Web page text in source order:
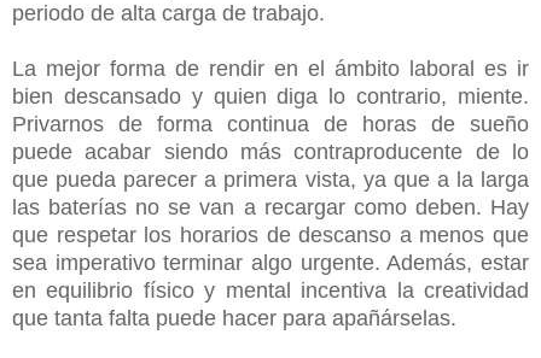
periodo de alta carga de trabajo.
La mejor forma de rendir en el ámbito laboral es ir
bien descansado y quien diga lo contrario, miente.
Privarnos de forma continua de horas de sueño
puede acabar siendo más contraproducente de lo
que pueda parecer a primera vista, ya que a la larga
las baterías no se van a recargar como deben. Hay
que respetar los horarios de descanso a menos que
sea imperativo terminar algo urgente. Además, estar
en equilibrio físico y mental incentiva la creatividad
que tanta falta puede hacer para apañárselas.